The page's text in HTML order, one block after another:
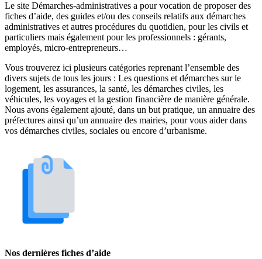
Le site Démarches-administratives a pour vocation de proposer des
fiches d’aide, des guides et/ou des conseils relatifs aux démarches
administratives et autres procédures du quotidien, pour les civils et
particuliers mais également pour les professionnels : gérants,
employés, micro-entrepreneurs…
Vous trouverez ici plusieurs catégories reprenant l’ensemble des
divers sujets de tous les jours : Les questions et démarches sur le
logement, les assurances, la santé, les démarches civiles, les
véhicules, les voyages et la gestion financière de manière générale.
Nous avons également ajouté, dans un but pratique, un annuaire des
préfectures ainsi qu’un annuaire des mairies, pour vous aider dans
vos démarches civiles, sociales ou encore d’urbanisme.
Nos dernières fiches d’aide